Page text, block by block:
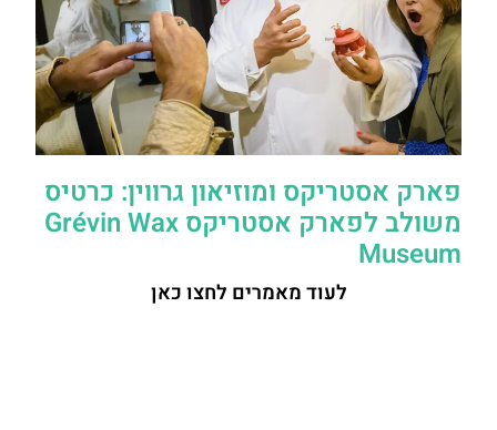
פארק אסטריקס ומוזיאון גרווין: כרטיס
משולב לפארק אסטריקס Grévin Wax
Museum
לעוד מאמרים לחצו כאן